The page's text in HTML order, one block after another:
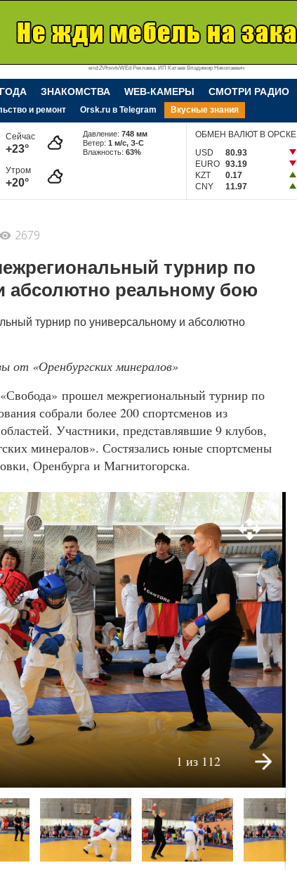
erid:2VfnxvtvWEd Реклама. ИП Катаев Владимир Николаевич
ЗНАКОМСТВА WEB-КАМЕРЫ СМОТРИ РАДИО
и ремонт Orsk.ru в Telegram Вкусные знания
Сейчас
+23°
Утром
+20°
Давление:748 мм
Ветер:1 м/c, З-С
Влажность:63%
ОБМЕН ВАЛЮТ В ОРСКЕ
USD
80.93
EURO 93.19
KZT
0.17
CNY
11.97
2679
турнир по
абсолютно реальному бою
от «Оренбургских минералов»
прошел межрегиональный турнир по
собрали более 200 спортсменов из
Участники, представлявшие 9 клубов,
минералов». Состязались юные спортсмены
Оренбурга и Магнитогорска.
1 из 112